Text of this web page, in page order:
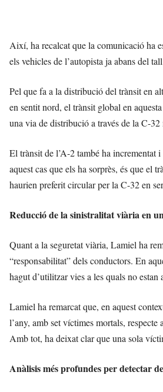
Així, ha recalcat que la comunicació ha
els vehicles de l’autopista ja abans del
Pel que fa a la distribució del trànsit en
en sentit nord, el trànsit global en
una via de distribució a través de la C-
El trànsit de l’A-2 també ha incrementat
aquest cas que els ha sorprès, és que el
haurien preferit circular per la C-32 en
Reducció de la sinistralitat viària en
Quant a la seguretat viària, Lamiel ha
“responsabilitat” dels conductors. En
hagut d’utilitzar vies a les quals no
Lamiel ha remarcat que, en aquest
l’any, amb set víctimes mortals,
Amb tot, ha deixat clar que una sola
Anàlisis més profundes per detectar